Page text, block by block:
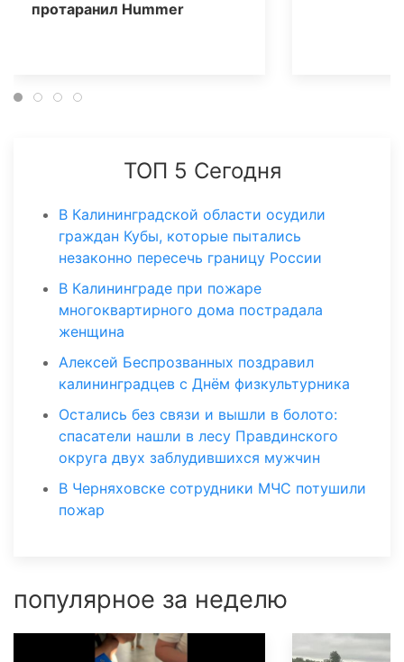
протаранил Нummer
ТОП 5 Сегодня
В Калининградской области осудили
граждан Кубы, которые пытались
незаконно пересечь границу России
В Калининграде при пожаре
многоквартирного дома пострадала
женщина
Алексей Беспрозванных поздравил
калининградцев с Днём физкультурника
Остались без связи и вышли в болото:
спасатели нашли в лесу Правдинского
округа двух заблудившихся мужчин
В Черняховске сотрудники МЧС потушили
пожар
популярное за неделю